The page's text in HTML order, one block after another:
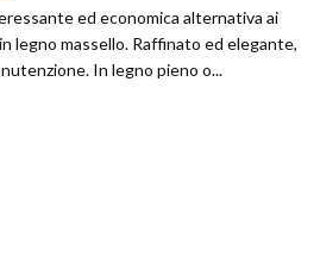
ed economica alternativa ai
legno massello. Raffinato ed elegante,
In legno pieno o...